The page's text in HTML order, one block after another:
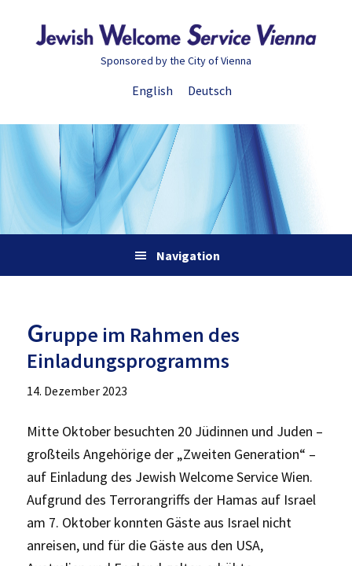
Hauptnavigation
Hauptsidebar
Fußzeile
Sponsored by the City of Vienna
English Deutsch
Navigation
Gruppe im Rahmen des
Einladungsprogramms
14. Dezember 2023
Mitte Oktober besuchten 20 Jüdinnen und Juden –
großteils Angehörige der „Zweiten Generation“ –
auf Einladung des Jewish Welcome Service Wien.
Aufgrund des Terrorangriffs der Hamas auf Israel
am 7. Oktober konnten Gäste aus Israel nicht
anreisen, und für die Gäste aus den USA,